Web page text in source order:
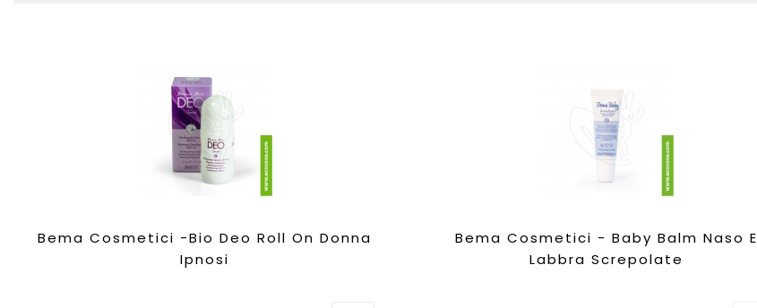
Bema Cosmetici -Bio Deo Roll On Donna
Ipnosi
Bema Cosmetici - Baby Balm Naso E
Labbra Screpolate